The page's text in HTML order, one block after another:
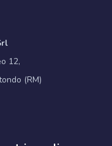
12,
(RM)